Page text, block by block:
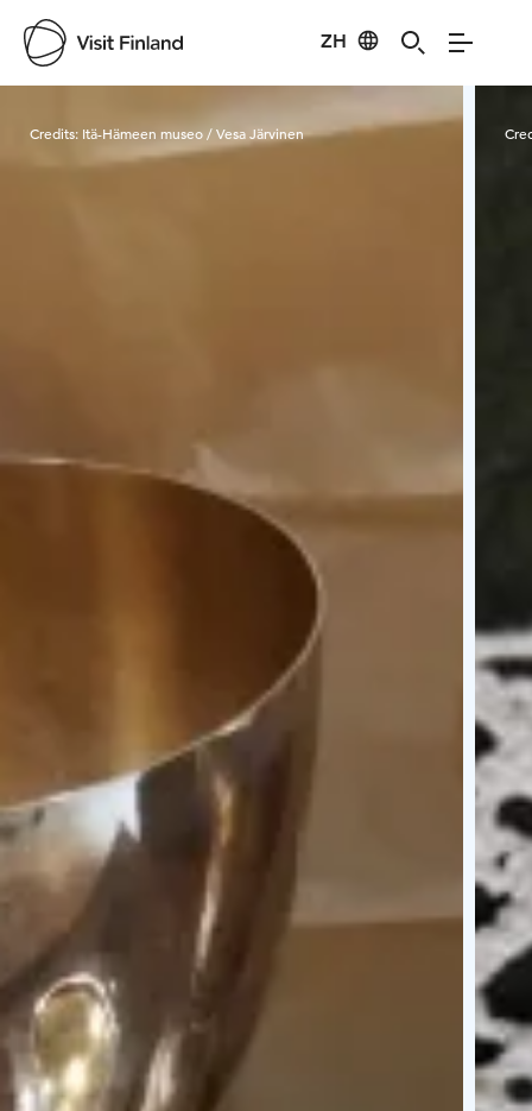
ZH
Visit Finland
Credits: Itä-Hämeen museo / Vesa Järvinen